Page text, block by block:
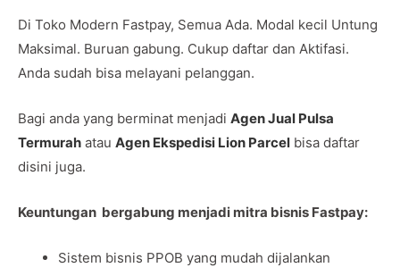
Di Toko Modern Fastpay, Semua Ada. Modal kecil Untung
Maksimal. Buruan gabung. Cukup daftar dan Aktifasi.
Anda sudah bisa melayani pelanggan.
Bagi anda yang berminat menjadi Agen Jual Pulsa
Termurah atau Agen Ekspedisi Lion Parcel bisa daftar
disini juga.
Keuntungan bergabung menjadi mitra bisnis Fastpay:
Sistem bisnis PPOB yang mudah dijalankan